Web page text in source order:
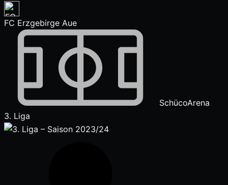
FC Erzgebirge Aue
SchücoArena
3. Liga